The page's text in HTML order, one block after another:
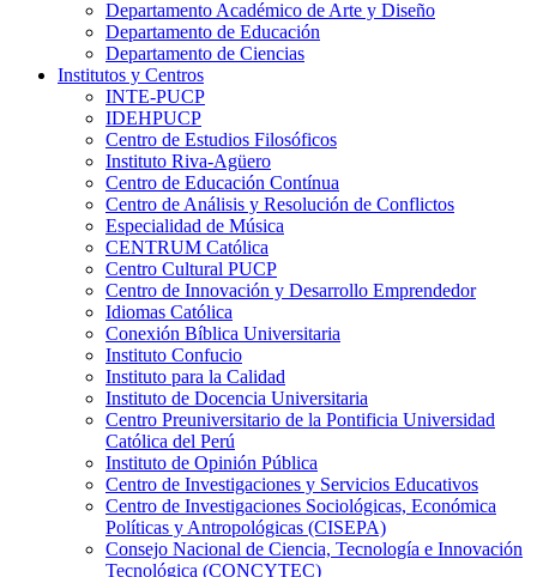
Departamento Académico de Arte y Diseño
Departamento de Educación
Departamento de Ciencias
Institutos y Centros
INTE-PUCP
IDEHPUCP
Centro de Estudios Filosóficos
Instituto Riva-Agüero
Centro de Educación Contínua
Centro de Análisis y Resolución de Conflictos
Especialidad de Música
CENTRUM Católica
Centro Cultural PUCP
Centro de Innovación y Desarrollo Emprendedor
Idiomas Católica
Conexión Bíblica Universitaria
Instituto Confucio
Instituto para la Calidad
Instituto de Docencia Universitaria
Centro Preuniversitario de la Pontificia Universidad
Católica del Perú
Instituto de Opinión Pública
Centro de Investigaciones y Servicios Educativos
Centro de Investigaciones Sociológicas, Económica
Políticas y Antropológicas (CISEPA)
Consejo Nacional de Ciencia, Tecnología e Innovación
Tecnológica (CONCYTEC)